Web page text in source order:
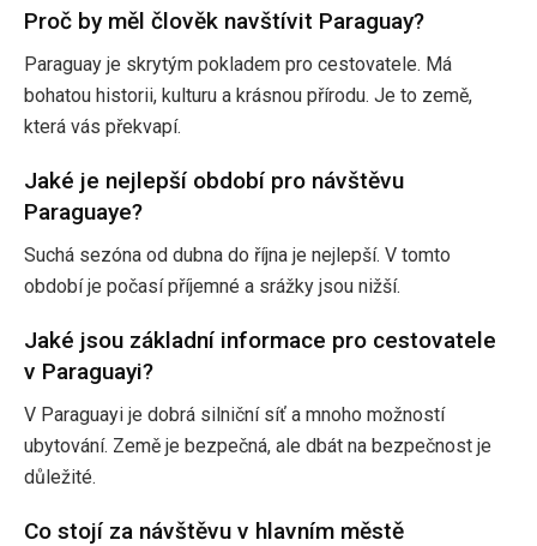
Proč by měl člověk navštívit Paraguay?
Paraguay je skrytým pokladem pro cestovatele. Má
bohatou historii, kulturu a krásnou přírodu. Je to země,
která vás překvapí.
Jaké je nejlepší období pro návštěvu
Paraguaye?
Suchá sezóna od dubna do října je nejlepší. V tomto
období je počasí příjemné a srážky jsou nižší.
Jaké jsou základní informace pro cestovatele
v Paraguayi?
V Paraguayi je dobrá silniční síť a mnoho možností
ubytování. Země je bezpečná, ale dbát na bezpečnost je
důležité.
Co stojí za návštěvu v hlavním městě